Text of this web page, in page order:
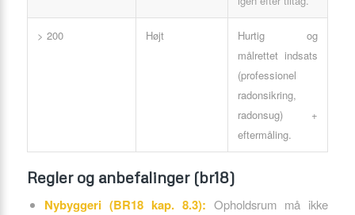
> 200 Højt
Hurtig og
målrettet indsats
(professionel
radonsikring,
radonsug) +
eftermåling.
Regler og anbefalinger (br18)
Nybyggeri (BR18 kap. 8.3): Opholdsrum må ikke